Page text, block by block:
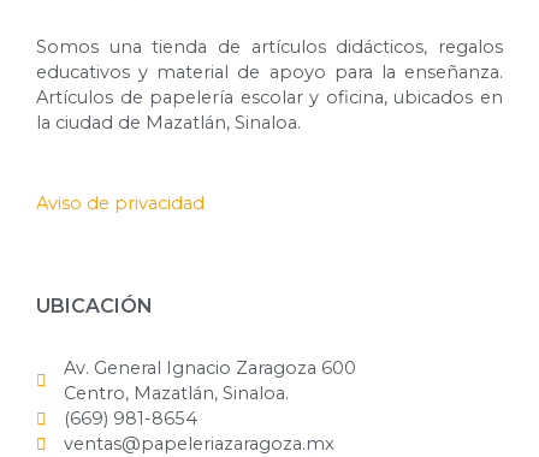
Somos una tienda de artículos didácticos, regalos
educativos y material de apoyo para la enseñanza.
Artículos de papelería escolar y oficina, ubicados en
la ciudad de Mazatlán, Sinaloa.
Aviso de privacidad
UBICACIÓN
Av. General Ignacio Zaragoza 600
Centro, Mazatlán, Sinaloa.
(669) 981-8654
ventas@papeleriazaragoza.mx